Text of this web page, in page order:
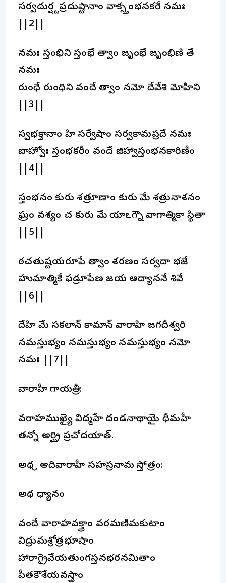
సర్వదుర్ష్టప్రదుష్టానాం వాక్స్తంభనకరే నమః
||2||
నమః స్తంభిని స్తంభే త్వాం జృంభే జృంభిణి తే
నమః
రుంధే రుంధిని వందే త్వాం నమో దేవేశి మోహిని
||3||
స్వభక్తానాం హి సర్వేషాం సర్వకామప్రదే నమః
బాహ్వోః స్తంభకరీం వందే జిహ్వాస్తంభనకారిణీం
||4||
స్తంభనం కురు శత్రూణాం కురు మే శత్రునాశనం
శీఘ్రం వశ్యం చ కురు మే యాఽగ్నౌ వాగాత్మికా స్థితా
||5||
ఠచతుష్టయరూపే త్వాం శరణం సర్వదా భజే
హుమాత్మికే ఫడ్రూపేణ జయ ఆద్యాననే శివే
||6||
దేహి మే సకలాన్ కామాన్ వారాహి జగదీశ్వరి
నమస్తుభ్యం నమస్తుభ్యం నమస్తుభ్యం నమో
నమః ||7||
వారాహీ గాయత్రీ:
వరాహముఖ్యై విద్మహే దండనాథాయై ధీమహీ
తన్నో అర్ఘ్రి ప్రచోదయాత్.
అథ శ్రీ ఆదివారాహీ సహస్రనామ స్తోత్రం:
అథ ధ్యానం
వందే వారాహవక్త్రాం వరమణిమకుటాం
విద్రుమశ్రోత్రభూషాం
హారాగ్రైవేయతుంగస్తనభరనమితాం
పీతకౌశేయవస్త్రాం